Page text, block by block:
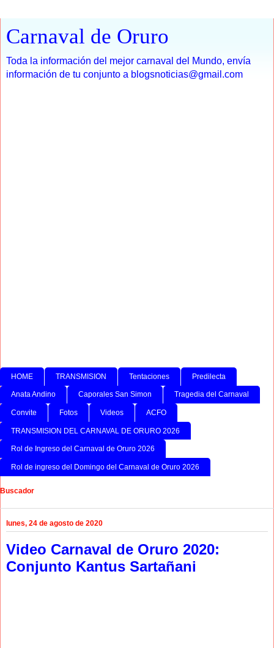
Carnaval de Oruro
Toda la información del mejor carnaval del Mundo, envía
información de tu conjunto a blogsnoticias@gmail.com
HOME TRANSMISION Tentaciones Predilecta
Anata Andino Caporales San Simon Tragedia del Carnaval
Convite Fotos Videos ACFO
TRANSMISION DEL CARNAVAL DE ORURO 2026
Rol de Ingreso del Carnaval de Oruro 2026
Rol de ingreso del Domingo del Carnaval de Oruro 2026
Buscador
lunes, 24 de agosto de 2020
Video Carnaval de Oruro 2020:
Conjunto Kantus Sartañani